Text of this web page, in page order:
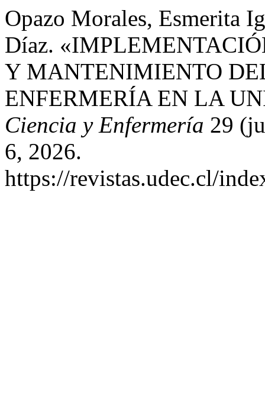
Opazo Morales, Esmerita
Díaz.
Y MANTENIMIENTO
ENFERMERÍA EN LA
Ciencia y Enfermería 29
6, 2026.
https://revistas.udec.cl/